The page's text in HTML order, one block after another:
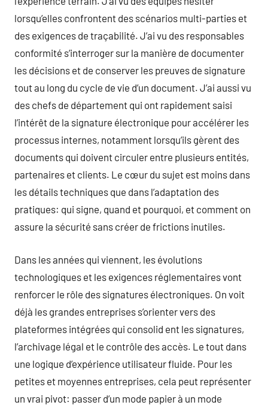
lorsqu’elles confrontent des scénarios multi-parties et
des exigences de traçabilité. J’ai vu des responsables
conformité s’interroger sur la manière de documenter
les décisions et de conserver les preuves de signature
tout au long du cycle de vie d’un document. J’ai aussi vu
des chefs de département qui ont rapidement saisi
l’intérêt de la signature électronique pour accélérer les
processus internes, notamment lorsqu’ils gèrent des
documents qui doivent circuler entre plusieurs entités,
partenaires et clients. Le cœur du sujet est moins dans
les détails techniques que dans l’adaptation des
pratiques: qui signe, quand et pourquoi, et comment on
assure la sécurité sans créer de frictions inutiles.
Dans les années qui viennent, les évolutions
technologiques et les exigences réglementaires vont
renforcer le rôle des signatures électroniques. On voit
déjà les grandes entreprises s’orienter vers des
plateformes intégrées qui consolid ent les signatures,
l’archivage légal et le contrôle des accès. Le tout dans
une logique d’expérience utilisateur fluide. Pour les
petites et moyennes entreprises, cela peut représenter
un vrai pivot: passer d’un mode papier à un mode